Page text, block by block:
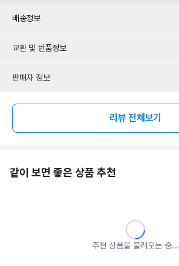
배송정보
교환 및 반품정보
판매자 정보
리뷰 전체보기
같이 보면 좋은 상품 추천
추천 상품을 불러오는 중...